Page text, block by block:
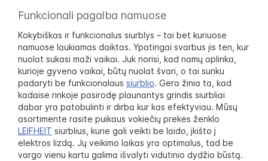
Funkcionali pagalba namuose
Kokybiškas ir funkcionalus siurblys – tai bet kuriuose
namuose laukiamas daiktas. Ypatingai svarbus jis ten, kur
nuolat sukasi maži vaikai. Juk norisi, kad namų aplinka,
kurioje gyvena vaikai, būtų nuolat švari, o tai sunku
padaryti be funkcionalaus siurblio. Gera žinia ta, kad
kadaise rinkoje pasirodę plaunantys grindis siurbliai
dabar yra patobulinti ir dirba kur kas efektyviau. Mūsų
asortimente rasite puikaus vokiečių prekės ženklo
LEIFHEIT siurblius, kurie gali veikti be laido, įkišto į
elektros lizdą. Jų veikimo laikas yra optimalus, tad be
vargo vienu kartu galima išvalyti vidutinio dydžio būstą.